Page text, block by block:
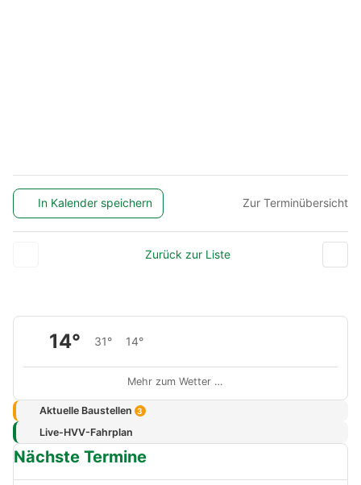
In Kalender speichern Zur Terminübersicht
Zurück zur Liste
14° 31° 14°
Mehr zum Wetter …
Aktuelle Baustellen 3
Live-HVV-Fahrplan
Nächste Termine